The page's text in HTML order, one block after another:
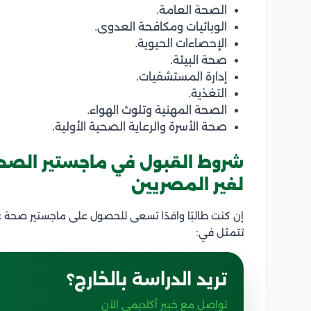
الصحة العامة.
الوبائيات ومكافحة العدوى.
الإحصاءات الحيوية.
صحة البيئة.
إدارة المستشفيات.
التغذية.
الصحة المهنية وتلوث الهواء.
صحة الأسرة والرعاية الصحية الأولية.
شروط القبول في ماجستير
لغير المصريين
إن كنت طالبًا وافدًا تسعى للحصول على ماجستير
تتمثل في:
تريد الدراسة بالخارج؟
تواصل مع خبير أكاديمي الآن